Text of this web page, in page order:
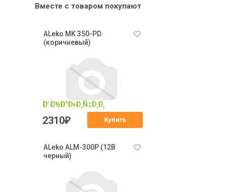
Вместе с товаром покупают
ALeko MK 350-PD
(коричневый)
2310₽ Купить
ALeko ALM-300P (12В
черный)